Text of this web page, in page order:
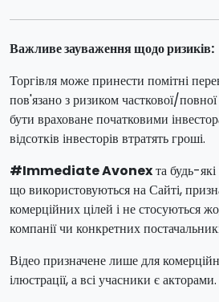
Важливе зауваження щодо ризиків:
Торгівля може принести помітні
пов'язано з ризиком часткової/
бути враховане початковими
відсотків інвесторів втратять гроші.
#Immediate Avonexта будь-
що використовуються на Сайті,
комерційних цілей і не стосуються
компанії чи конкретних
Відео призначене лише для
ілюстрації, а всі учасники є акторами.